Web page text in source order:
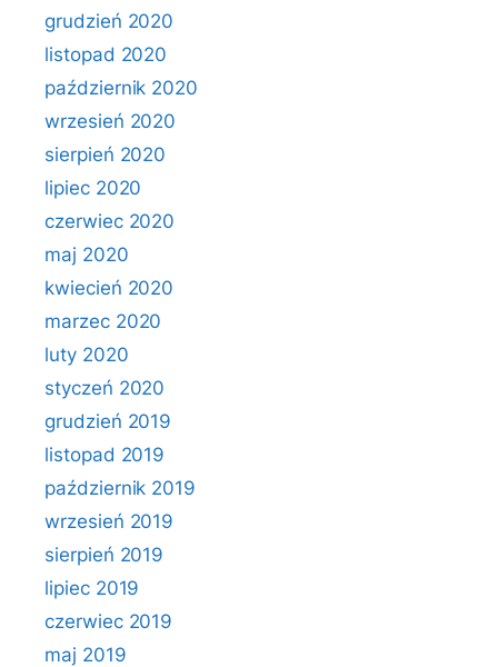
grudzień 2020
listopad 2020
październik 2020
wrzesień 2020
sierpień 2020
lipiec 2020
czerwiec 2020
maj 2020
kwiecień 2020
marzec 2020
luty 2020
styczeń 2020
grudzień 2019
listopad 2019
październik 2019
wrzesień 2019
sierpień 2019
lipiec 2019
czerwiec 2019
maj 2019